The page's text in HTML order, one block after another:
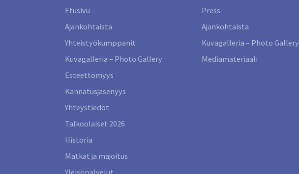
Etusivu
Ajankohtaista
Yhteistyökumppanit
Kuvagalleria – Photo Gallery
Esteettömyys
Kannatusjäsenyys
Yhteystiedot
Talkoolaiset 2026
Historia
Matkat ja majoitus
Press
Ajankohtaista
Kuvagalleria – Photo Gallery
Mediamateriaali